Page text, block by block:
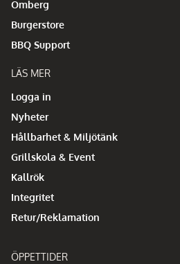
Omberg
Burgerstore
BBQ Support
LÄS MER
Logga in
Nyheter
Hållbarhet & Miljötänk
Grillskola & Event
Kallrök
Integritet
Retur/Reklamation
ÖPPETTIDER